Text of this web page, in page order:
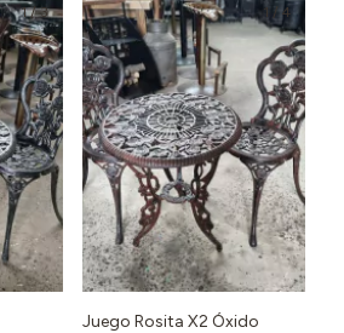
1/3 / 4
Juego Rosita X2 Óxido